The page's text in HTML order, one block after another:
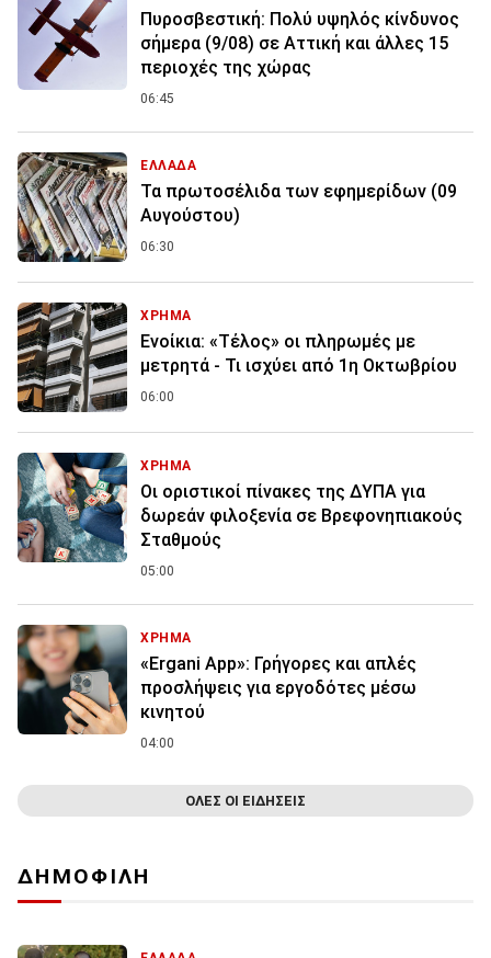
Πυροσβεστική: Πολύ υψηλός κίνδυνος
σήμερα (9/08) σε Αττική και άλλες 15
περιοχές της χώρας
06:45
ΕΛΛΑΔΑ
Τα πρωτοσέλιδα των εφημερίδων (09
Αυγούστου)
06:30
ΧΡΗΜΑ
Ενοίκια: «Τέλος» οι πληρωμές με
μετρητά - Τι ισχύει από 1η Οκτωβρίου
06:00
ΧΡΗΜΑ
Οι οριστικοί πίνακες της ΔΥΠΑ για
δωρεάν φιλοξενία σε Βρεφονηπιακούς
Σταθμούς
05:00
ΧΡΗΜΑ
«Ergani App»: Γρήγορες και απλές
προσλήψεις για εργοδότες μέσω
κινητού
04:00
ΟΛΕΣ ΟΙ ΕΙΔΗΣΕΙΣ
ΔΗΜΟΦΙΛΗ